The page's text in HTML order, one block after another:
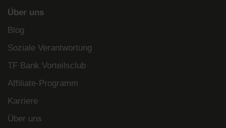
Über uns
Blog
Soziale Verantwortung
TF Bank Vorteilsclub
Affiliate-Programm
Karriere
Über uns